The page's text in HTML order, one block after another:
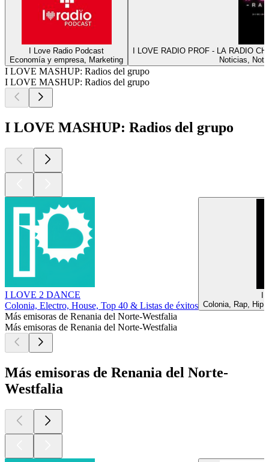
I Love Radio Podcast
Economía y empresa, Marketing
I LOVE RADIO PROF - LA RADIO
Noticias,
I LOVE MASHUP: Radios del grupo
I LOVE MASHUP: Radios del grupo
I LOVE MASHUP: Radios del grupo
I LOVE 2 DANCE
Colonia, Electro, House, Top 40 & Listas de éxitos
I
Colonia, Rap, Hip
Más emisoras de Renania del Norte-Westfalia
Más emisoras de Renania del Norte-Westfalia
Más emisoras de Renania del Norte-
Westfalia